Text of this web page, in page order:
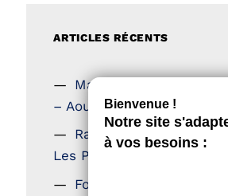
ARTICLES RÉCENTS
Magazine Tourisme
– Aout 2026
Rallye Aicha des
Les Petillantes
Formation